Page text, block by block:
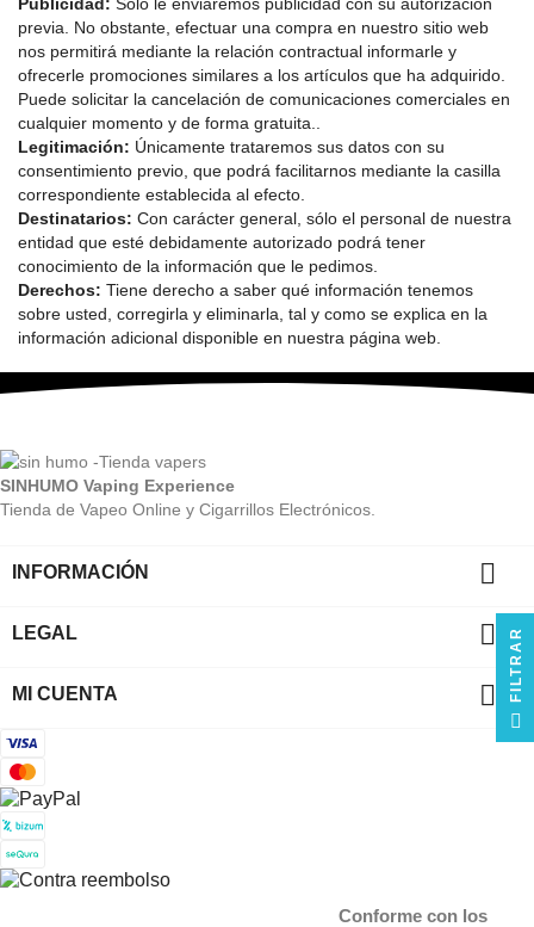
previa. No obstante, efectuar una compra en nuestro sitio web
nos permitirá mediante la relación contractual informarle y
ofrecerle promociones similares a los artículos que ha adquirido.
Puede solicitar la cancelación de comunicaciones comerciales en
cualquier momento y de forma gratuita..
Legitimación: Únicamente trataremos sus datos con su
consentimiento previo, que podrá facilitarnos mediante la casilla
correspondiente establecida al efecto.
Destinatarios: Con carácter general, sólo el personal de nuestra
entidad que esté debidamente autorizado podrá tener
conocimiento de la información que le pedimos.
Derechos: Tiene derecho a saber qué información tenemos
sobre usted, corregirla y eliminarla, tal y como se explica en la
información adicional disponible en nuestra página web.
SINHUMO Vaping Experience
Tienda de Vapeo Online y Cigarrillos Electrónicos.
INFORMACIÓN 
LEGAL 
MI CUENTA 
Conforme con los
R